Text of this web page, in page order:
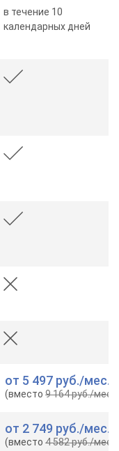
в течение 10
календарных дней
от 5 497 руб./мес.
(вместо9 164 руб./мес.
от 2 749 руб./мес.
(вместо4 582 руб./мес.